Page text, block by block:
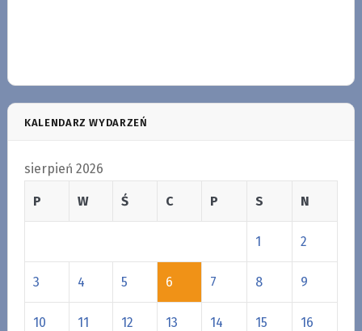
KALENDARZ WYDARZEŃ
sierpień 2026
P W Ś C P S N
1 2
3 4 5 6 7 8 9
10 11 12 13 14 15 16